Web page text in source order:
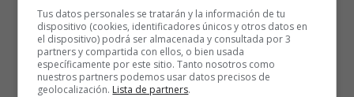
1/2 plain yoghurt
1/2 teaspoon walnut oil
1/2 teaspoon baking soda
50 g butter
100 g icing sugar
Tus datos personales se tratarán y la información de tu
dispositivo (cookies, identificadores únicos y otros datos en
el dispositivo) podrá ser almacenada y consultada por 3
partners y compartida con ellos, o bien usada
específicamente por este sitio. Tanto nosotros como
nuestros partners podemos usar datos precisos de
geolocalización. Lista de partners.